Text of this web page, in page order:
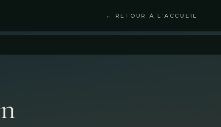
← RETOUR À L’ACCUEIL